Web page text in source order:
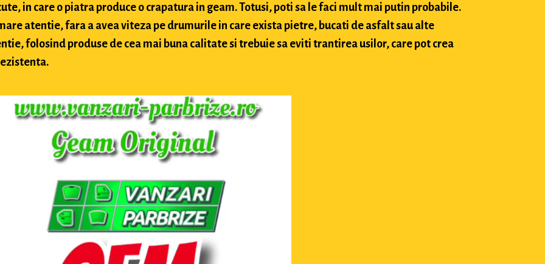
in care o piatra produce o crapatura in geam. Totusi, poti sa le faci mult mai putin probabile.
atentie, fara a avea viteza pe drumurile in care exista pietre, bucati de asfalt sau alte
folosind produse de cea mai buna calitate si trebuie sa eviti trantirea usilor, care pot crea